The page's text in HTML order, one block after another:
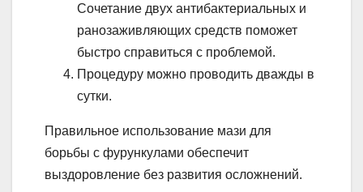
Сочетание двух антибактериальных и
ранозаживляющих средств поможет
быстро справиться с проблемой.
Процедуру можно проводить дважды в
сутки.
Правильное использование мази для
борьбы с фурункулами обеспечит
выздоровление без развития осложнений.